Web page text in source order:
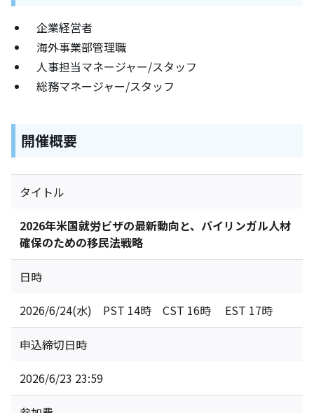
企業経営者
海外事業部管理職
人事担当マネージャー/スタッフ
総務マネージャー/スタッフ
開催概要
タイトル
2026年米国就労ビザの最新動向と、バイリンガル人材
確保のための移民法戦略
日時
2026/6/24(水) PST 14時 CST 16時 EST 17時
申込締切日時
2026/6/23 23:59